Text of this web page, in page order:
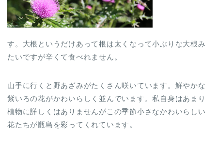
す。大根というだけあって根は太くなって小ぶりな大根み
たいですが辛くて食べれません。
山手に行くと野あざみがたくさん咲いています。鮮やかな
紫いろの花がかわいらしく並んでいます。私自身はあまり
植物に詳しくはありませんがこの季節小さなかわいらしい
花たちが甑島を彩ってくれています。